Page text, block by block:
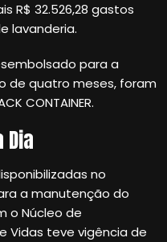
R$ 32.526,28 gastos
lavanderia.
para a
de quatro meses, foram
CONTAINER.
no
a manutenção do
o Núcleo de
Vidas teve vigência de